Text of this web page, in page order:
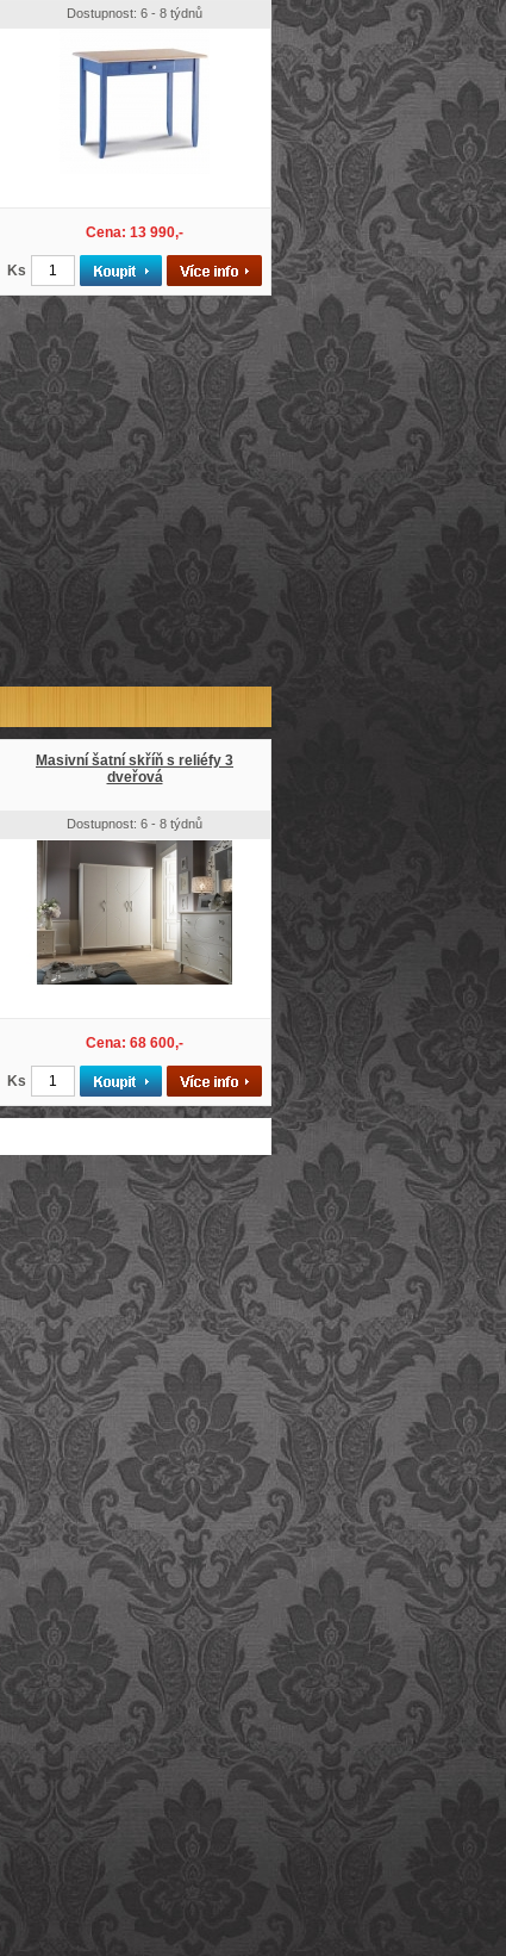
Dostupnost: 6 - 8 týdnů
Cena: 13 990,-
Ks
Masivní šatní skříň s reliéfy 3
dveřová
Dostupnost: 6 - 8 týdnů
Cena: 68 600,-
Ks